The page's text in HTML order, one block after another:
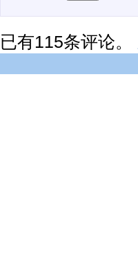
已有115条评论。